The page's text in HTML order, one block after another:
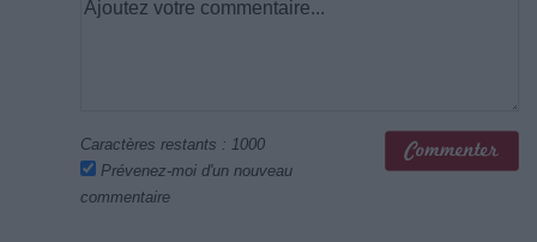
Caractères restants : 1000
Prévenez-moi d'un nouveau
commentaire